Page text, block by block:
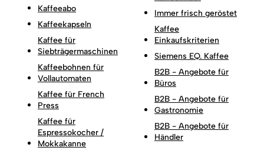
Kaffeeabo
Kaffeekapseln
Kaffee für
Siebträgermaschinen
Kaffeebohnen für
Vollautomaten
Kaffee für French
Press
Kaffee für
Espressokocher /
Mokkakanne
Immer frisch geröstet
Kaffee
Einkaufskriterien
Siemens EQ. Kaffee
B2B - Angebote für
Büros
B2B - Angebote für
Gastronomie
B2B - Angebote für
Händler